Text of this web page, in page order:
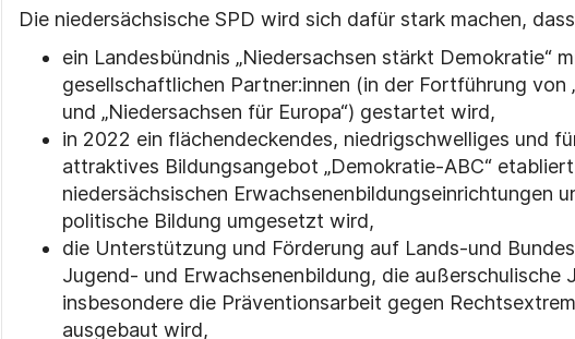
Die niedersächsische SPD wird sich dafür stark machen, dass
ein Landesbündnis „Niedersachsen stärkt Demokratie“
gesellschaftlichen Partner:innen (in der Fortführung von
und „Niedersachsen für Europa“) gestartet wird,
in 2022 ein flächendeckendes, niedrigschwelliges und
attraktives Bildungsangebot „Demokratie-ABC“
niedersächsischen Erwachsenenbildungseinrichtungen
politische Bildung umgesetzt wird,
die Unterstützung und Förderung auf Lands-und
Jugend- und Erwachsenenbildung, die außerschulische
insbesondere die Präventionsarbeit gegen
ausgebaut wird,